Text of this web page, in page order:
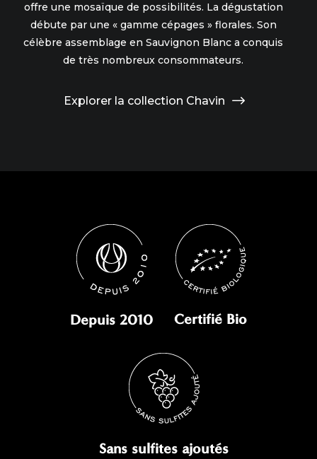
offre une mosaïque de possibilités. La dégustation
débute par une « gamme cépages » florales. Son
célèbre assemblage en Sauvignon Blanc a conquis
de très nombreux consommateurs.
Explorer la collection Chavin
Depuis 2010 Certifié Bio
Sans sulfites ajoutés